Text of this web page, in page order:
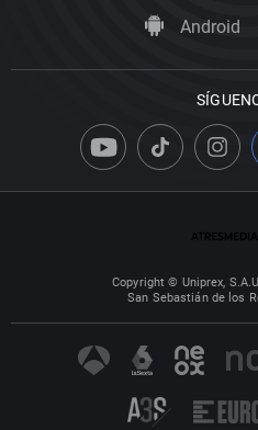
Android
Copyright © Uniprex,
San Sebastián de los